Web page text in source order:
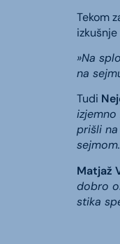
Tekom
»Na
na
Tudi
prišli
Matjaž
dobro
stika